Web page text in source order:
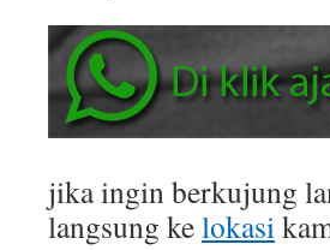
jika ingin berkujung
langsung kelokasi